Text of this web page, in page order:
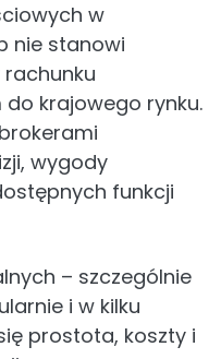
w
nie stanowi
krajowego rynku.
wygody
funkcji
– szczególnie
i w kilku
prostota, koszty i